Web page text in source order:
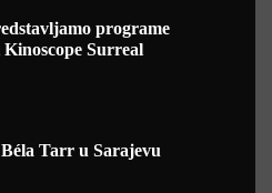
programe
Kinoscope Surreal
Béla Tarr u Sarajevu